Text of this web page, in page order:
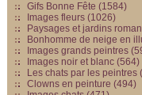
Gifs Bonne Fête (1584)
Images fleurs (1026)
Paysages et jardins
Bonhomme de neige en
Images grands peintres
Images noir et blanc (564)
Les chats par les peintres
Clowns en peinture (494)